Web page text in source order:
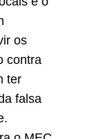
os
contra
ter
falsa